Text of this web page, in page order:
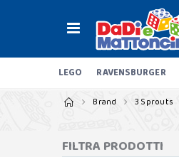
LEGO RAVENSBURGER
Brand 3 Sprouts
FILTRA PRODOTTI